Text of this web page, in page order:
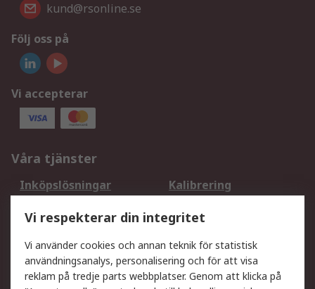
kund@rsonline.se
Följ oss på
Vi accepterar
Våra tjänster
Inköpslösningar
Kalibrering
DesignSpark
Teknisk Support
Ditt lokala säljteam
Exportlösningar
Support
Vi respekterar din integritet
Vi använder cookies och annan teknik för statistisk
användningsanalys, personalisering och för att visa
reklam på tredje parts webbplatser. Genom att klicka på